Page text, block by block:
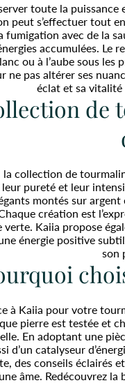
toute la
peut s’effectuer tout
fumigation avec de la
accumulées. Le
ou à l’aube sous
ne pas altérer ses
éclat et sa vitalité
de
la collection de
pureté et leur
montés sur
création est
verte. Kaiia propose
énergie positive
son
à Kaiia pour votre
pierre est testée et
En adoptant une
d’un catalyseur
des conseils éclairés
âme. Redécouvrez